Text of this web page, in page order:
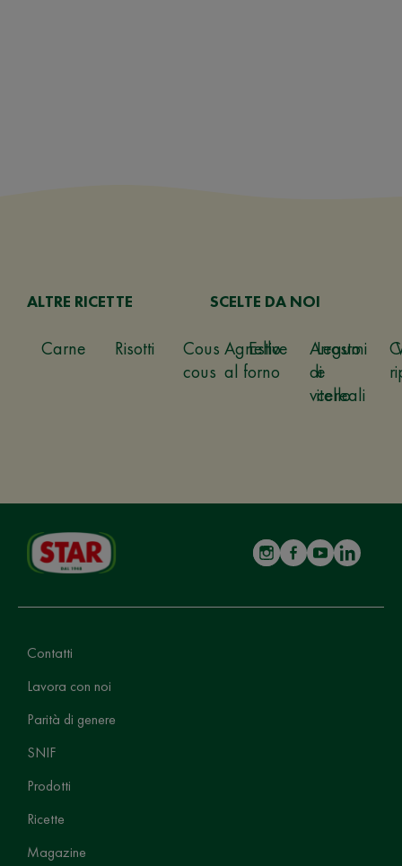
ALTRE RICETTE
Carne Risotti
Cous
cous
Estive
Legumi
e
cereali
SCELTE DA NOI
Agnello
al forno
Arrosto
di
vitello
Contatti
Lavora con noi
Parità di genere
SNIF
Prodotti
Ricette
Magazine